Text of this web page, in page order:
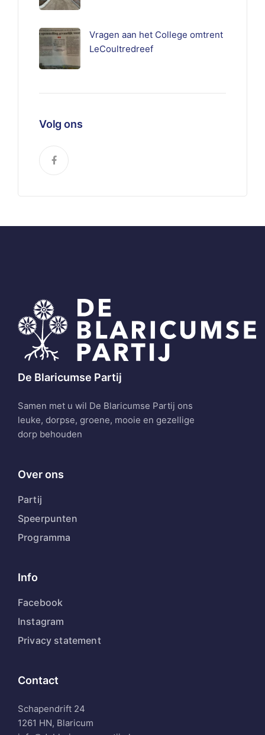
Vragen aan het College omtrent
LeCoultredreef
Volg ons
De Blaricumse Partij
Samen met u wil De Blaricumse Partij ons
leuke, dorpse, groene, mooie en gezellige
dorp behouden
Over ons
Partij
Speerpunten
Programma
Info
Facebook
Instagram
Privacy statement
Contact
Schapendrift 24
1261 HN, Blaricum